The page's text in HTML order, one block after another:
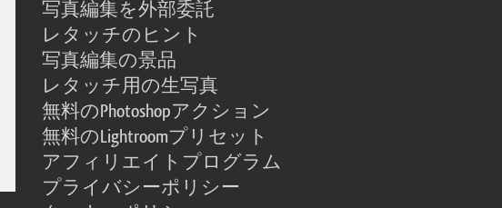
写真編集を外部委託
レタッチのヒント
写真編集の景品
レタッチ用の生写真
無料のPhotoshopアクション
無料のLightroomプリセット
アフィリエイトプログラム
プライバシーポリシー